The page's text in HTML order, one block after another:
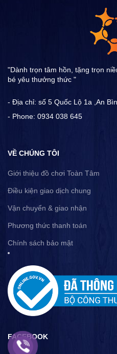
"Dành trọn tâm hồn, tặng trọn
bé yêu thưởng thức "
- Địa chỉ: số 5 Quốc Lộ 1a ,An
- Phone: 0934 038 645
VỀ CHÚNG TÔI
Giới thiệu đồ chơi Toàn Tâm
Điều kiện giao dịch chung
Vận chuyển & giao nhận
Phương thức thanh toán
Chính sách bảo mật
FACEBOOK